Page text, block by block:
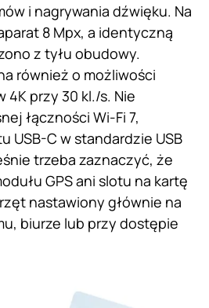
i nagrywania dźwięku. Na
8 Mpx, a identyczną
z tyłu obudowy.
również o możliwości
4K przy 30 kl./s. Nie
łączności Wi-Fi 7,
USB-C w standardzie USB
trzeba zaznaczyć, że
GPS ani slotu na kartę
nastawiony głównie na
biurze lub przy dostępie